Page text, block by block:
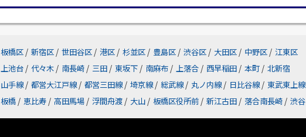
板橋区 / 新宿区 / 世田谷区 / 港区 / 杉並区 / 豊島区 / 渋谷区 / 大田区 / 中野区 / 江東区
上池台 / 代々木 / 南長崎 / 三田 / 東坂下 / 南麻布 / 上落合 / 西早稲田 / 本町 / 北新宿
山手線 / 都営大江戸線 / 都営三田線 / 埼京線 / 総武線 / 丸ノ内線 / 日比谷線 / 東武東上線
板橋 / 恵比寿 / 高田馬場 / 浮間舟渡 / 大山 / 板橋区役所前 / 新江古田 / 落合南長崎 / 渋谷